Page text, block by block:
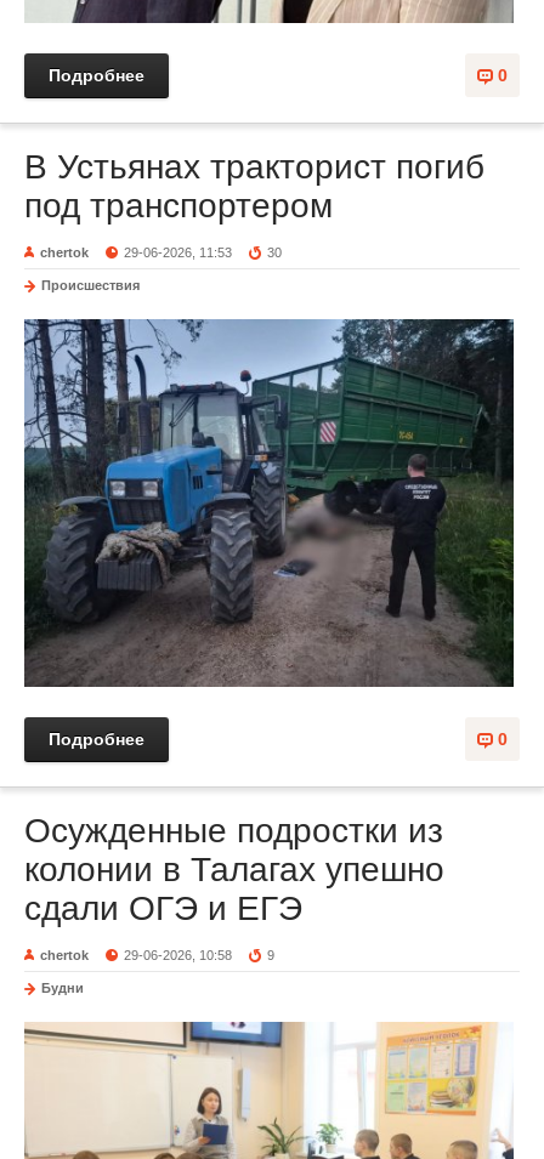
0
Подробнее
В Устьянах тракторист погиб
под транспортером
chertok 29-06-2026, 11:53 30
Происшествия
0
Подробнее
Осужденные подростки из
колонии в Талагах упешно
сдали ОГЭ и ЕГЭ
chertok 29-06-2026, 10:58 9
Будни